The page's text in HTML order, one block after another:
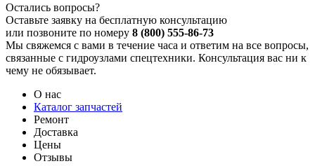
Остались вопросы?
Оставьте заявку на бесплатную консультацию
или позвоните по номеру 8 (800) 555-86-73
Мы свяжемся с вами в течение часа и ответим на все вопросы,
связанные с гидроузлами спецтехники. Консультация вас ни к
чему не обязывает.
О нас
Каталог запчастей
Ремонт
Доставка
Цены
Отзывы